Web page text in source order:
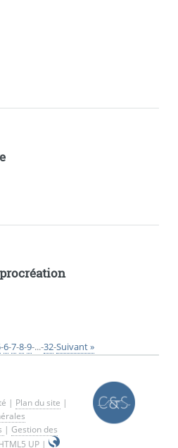
-6-7-8-9-...-32-Suivant »
| Plan du site |
| Gestion des
UP|